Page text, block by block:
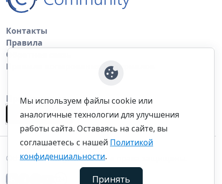
Контакты
Правила
Обратная связь
Правила копирования материалов
Приложение
©thecommunity.ru 2026. Все права защищены.
Мы используем файлы cookie или
аналогичные технологии для улучшения
работы сайта. Оставаясь на сайте, вы
соглашаетесь с нашей Политикой
конфиденциальности.
Принять